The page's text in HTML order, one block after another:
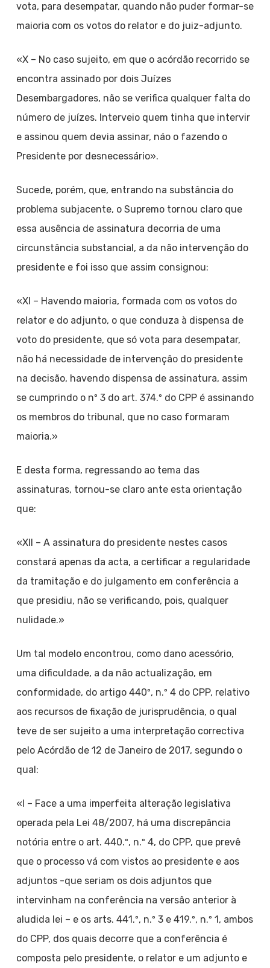
vota, para desempatar, quando não puder formar-se
maioria com os votos do relator e do juiz-adjunto.
«X – No caso sujeito, em que o acórdão recorrido se
encontra assinado por dois Juízes
Desembargadores, não se verifica qualquer falta do
número de juízes. Interveio quem tinha que intervir
e assinou quem devia assinar, náo o fazendo o
Presidente por desnecessário».
Sucede, porém, que, entrando na substância do
problema subjacente, o Supremo tornou claro que
essa ausência de assinatura decorria de uma
circunstância substancial, a da não intervenção do
presidente e foi isso que assim consignou:
«XI – Havendo maioria, formada com os votos do
relator e do adjunto, o que conduza à dispensa de
voto do presidente, que só vota para desempatar,
não há necessidade de intervenção do presidente
na decisão, havendo dispensa de assinatura, assim
se cumprindo o nº 3 do art. 374.º do CPP é assinando
os membros do tribunal, que no caso formaram
maioria.»
E desta forma, regressando ao tema das
assinaturas, tornou-se claro ante esta orientação
que:
«XII – A assinatura do presidente nestes casos
constará apenas da acta, a certificar a regularidade
da tramitação e do julgamento em conferência a
que presidiu, não se verificando, pois, qualquer
nulidade.»
Um tal modelo encontrou, como dano acessório,
uma dificuldade, a da não actualização, em
conformidade, do artigo 440º, n.º 4 do CPP, relativo
aos recursos de fixação de jurisprudência, o qual
teve de ser sujeito a uma interpretação correctiva
pelo Acórdão de 12 de Janeiro de 2017, segundo o
qual:
«I – Face a uma imperfeita alteração legislativa
operada pela Lei 48/2007, há uma discrepância
notória entre o art. 440.º, n.º 4, do CPP, que prevê
que o processo vá com vistos ao presidente e aos
adjuntos -que seriam os dois adjuntos que
intervinham na conferência na versão anterior à
aludida lei – e os arts. 441.º, n.º 3 e 419.º, n.º 1, ambos
do CPP, dos quais decorre que a conferência é
composta pelo presidente, o relator e um adjunto e